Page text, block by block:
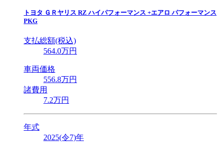
トヨタ ＧＲヤリス RZ ハイパフォーマンス +エアロ パフォーマンス
PKG
支払総額(税込)
564.0万円
車両価格
556.8万円
諸費用
7.2万円
年式
2025(令7)年